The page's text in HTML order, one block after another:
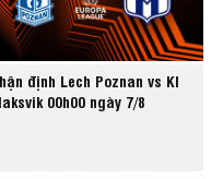
định Lech Poznan vs KI
00h00 ngày 7/8